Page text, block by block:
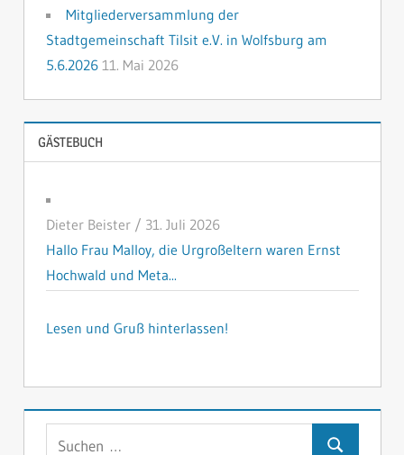
Mitgliederversammlung der
Stadtgemeinschaft Tilsit e.V. in Wolfsburg am
5.6.2026 11. Mai 2026
GÄSTEBUCH
Dieter Beister/ 31. Juli 2026
Hallo Frau Malloy, die Urgroßeltern waren Ernst
Hochwald und Meta...
Lesen und Gruß hinterlassen!